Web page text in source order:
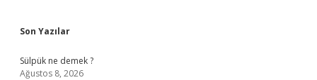
Sidebar
Son Yazılar
Sülpük ne demek ?
Ağustos 8, 2026